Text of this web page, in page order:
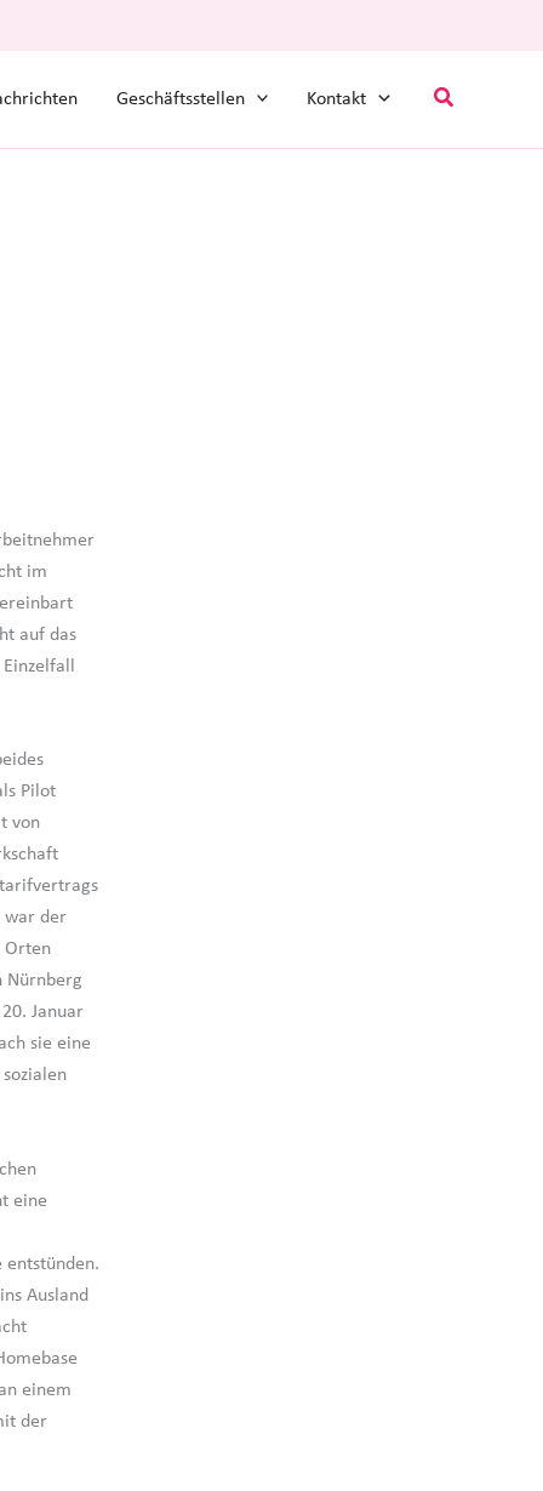
Geschäftsstellen Kontakt Suchen
im
auf das
Pilot
von
war der
Orten
Nürnberg
Januar
sie eine
eine
entstünden.
Ausland
einem
der